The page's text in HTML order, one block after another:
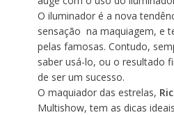
O iluminador é a nova
sensação na maquiagem, e
pelas famosas. Contudo,
saber usá-lo, ou o resultado
de ser um sucesso.
O maquiador das estrelas,
Multishow, tem as dicas